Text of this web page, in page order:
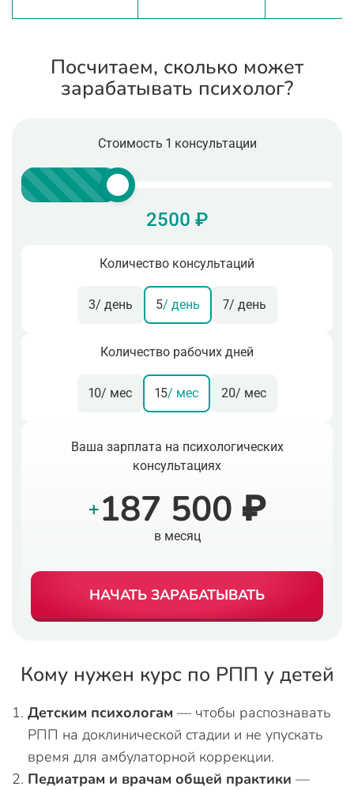
Посчитаем, сколько может
зарабатывать психолог?
Стоимость 1 консультации
2500 ₽
Количество консультаций
3/ день 5/ день 7/ день
Количество рабочих дней
10/ мес 15/ мес 20/ мес
Ваша зарплата на психологических
консультациях
+187 500 ₽
в месяц
НАЧАТЬ ЗАРАБАТЫВАТЬ
Кому нужен курс по РПП у детей
Детским психологам — чтобы распознавать
РПП на доклинической стадии и не упускать
время для амбулаторной коррекции.
Педиатрам и врачам общей практики —